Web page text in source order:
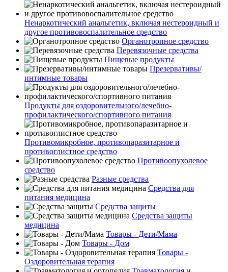
Ненаркотический анальгетик, включая нестероидный и
другое противовоспалительное средство
Органотропное средство
Перевязочные средства
Пищевые продукты
Презервативы/
интимные товары
Продукты для оздоровительного/лечебно-
профилактического/спортивного питания
Противомикробное, противопаразитарное и
противоглистное средство
Противоопухолевое
средство
Разные средства
Средства для
питания медицина
Средства защиты
Средства защиты
медицина
Товары - Дети/Мама
Товары - Дом
Товары -
Оздоровительная терапия